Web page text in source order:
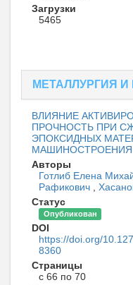
Загрузки
5465
МЕТАЛЛУРГИЯ
ВЛИЯНИЕ
ПРОЧНОСТЬ ПРИ
ЭПОКСИДНЫХ
МАШИНОСТРОЕНИЯ
Авторы
Готлиб Елена
Рафикович
Статус
Опубликован
DOI
https://doi.org/
8360
Страницы
с 66 по 70